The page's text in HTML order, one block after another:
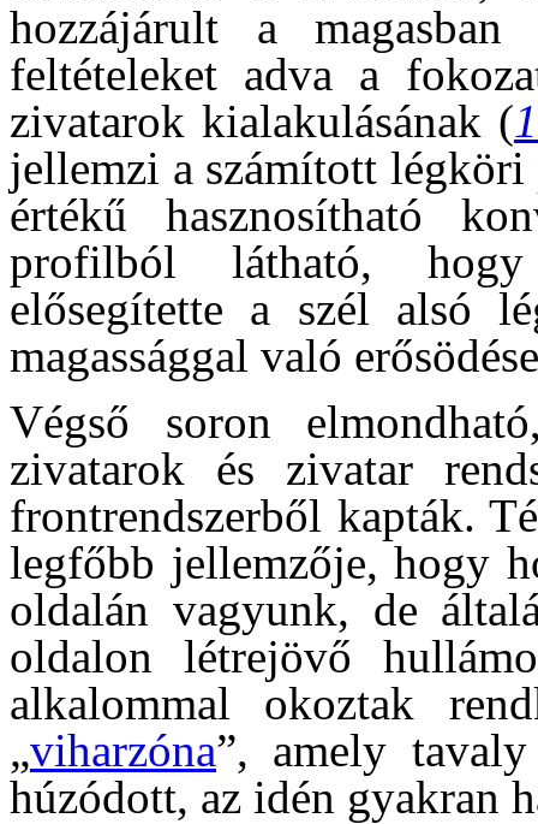
hozzájárult a
feltételeket adva a
zivatarok kialakulásának (
jellemzi a számított
értékű hasznosítható
profilból látható,
elősegítette a szél alsó
magassággal való
Végső soron
zivatarok és zivatar
frontrendszerből kapták.
legfőbb jellemzője, hogy
oldalán vagyunk, de
oldalon létrejövő
alkalommal okoztak
„viharzóna”, amely
húzódott, az idén gyakran